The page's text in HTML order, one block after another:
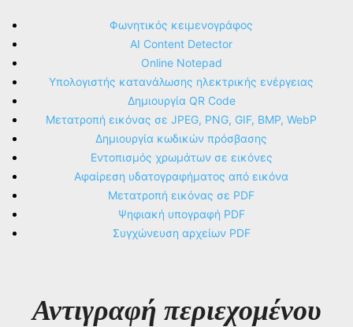
Φωνητικός κειμενογράφος
AI Content Detector
Online Notepad
Υπολογιστής κατανάλωσης ηλεκτρικής ενέργειας
Δημιουργία QR Code
Μετατροπή εικόνας σε JPEG, PNG, GIF, BMP, WebP
Δημιουργία κωδικών πρόσβασης
Εντοπισμός χρωμάτων σε εικόνες
Αφαίρεση υδατογραφήματος από εικόνα
Μετατροπή εικόνας σε PDF
Ψηφιακή υπογραφή PDF
Συγχώνευση αρχείων PDF
Αντιγραφή περιεχομένου